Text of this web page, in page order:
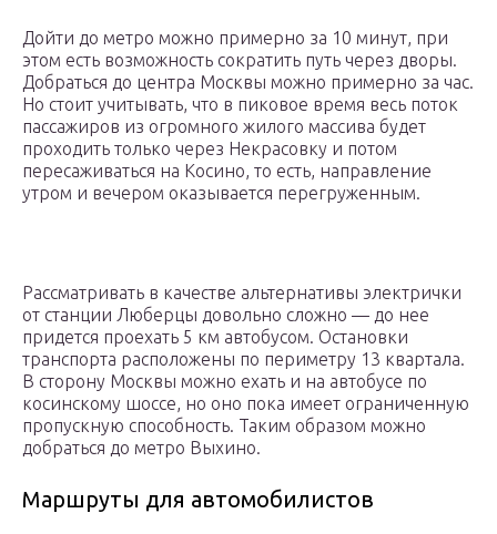
Дойти до метро можно примерно за 10 минут, при
этом есть возможность сократить путь через дворы.
Добраться до центра Москвы можно примерно за час.
Но стоит учитывать, что в пиковое время весь поток
пассажиров из огромного жилого массива будет
проходить только через Некрасовку и потом
пересаживаться на Косино, то есть, направление
утром и вечером оказывается перегруженным.
Рассматривать в качестве альтернативы электрички
от станции Люберцы довольно сложно — до нее
придется проехать 5 км автобусом. Остановки
транспорта расположены по периметру 13 квартала.
В сторону Москвы можно ехать и на автобусе по
косинскому шоссе, но оно пока имеет ограниченную
пропускную способность. Таким образом можно
добраться до метро Выхино.
Маршруты для автомобилистов